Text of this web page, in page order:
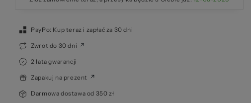
PayPo: Kup teraz i zapłać za 30 dni
Zwrot do 30 dni
2 lata gwarancji
Zapakuj na prezent
Darmowa dostawa od 350 zł